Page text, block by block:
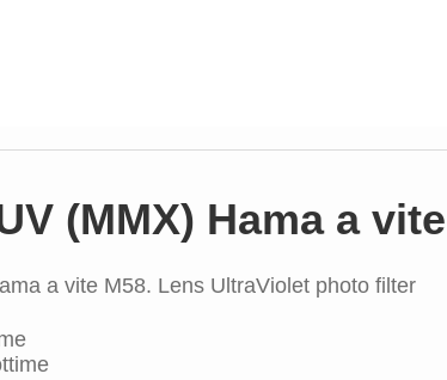
(MMX) Hama a